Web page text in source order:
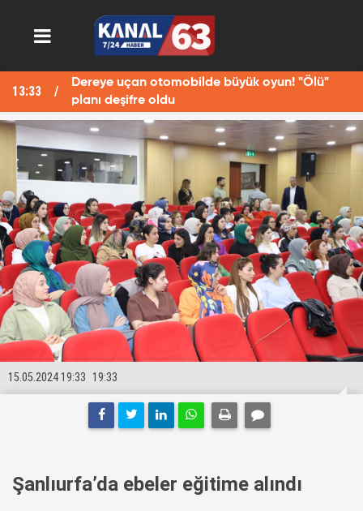
oyun! "Ölü"
13:29
Fotoğraf çekerken Fırat
19:33
15.05.2024 19:33
Şanlıurfa’da ebeler eğitime alındı